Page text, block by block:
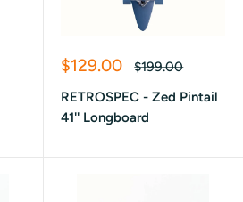
Prix
$129.00
Prix
$199.00
RETROSPEC - Zed Pintail
41'' Longboard